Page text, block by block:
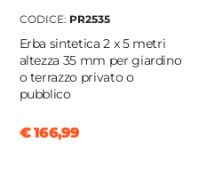
CODICE: PR2535
Erba sintetica 2 x 5 metri
altezza 35 mm per giardino
o terrazzo privato o
pubblico
€ 166,99